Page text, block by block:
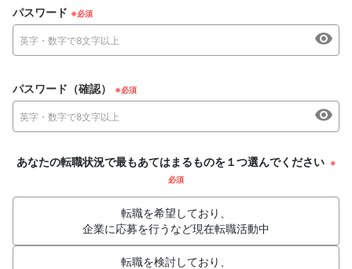
パスワード
パスワード（確認）
あなたの転職状況で最もあてはまるものを１つ選んでください ※
必須
転職を希望しており、
企業に応募を行うなど現在転職活動中
転職を検討しており、